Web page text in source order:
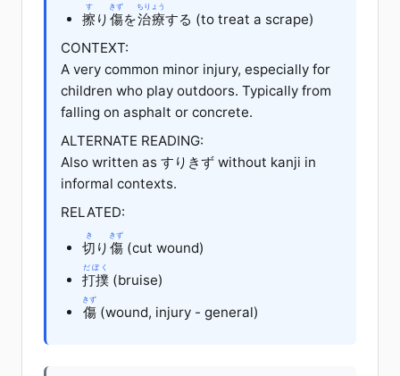
擦
す
り 傷
きず
を治療
ちりょう
する (to treat a scrape)
CONTEXT:
A very common minor injury, especially for
children who play outdoors. Typically from
falling on asphalt or concrete.
ALTERNATE READING:
Also written as すりきず without kanji in
informal contexts.
RELATED:
切
き
り 傷
きず
(cut wound)
打撲
だぼく
(bruise)
傷
きず
(wound, injury - general)